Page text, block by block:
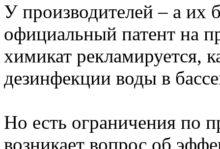
У производителей – а их
официальный патент на
химикат рекламируется,
дезинфекции воды в
Но есть ограничения по
возникает вопрос об